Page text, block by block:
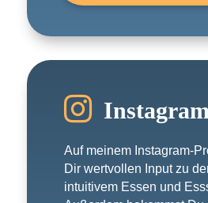
 Instagram
Auf meinem Instagram-
Dir wertvollen Input zu
intuitivem Essen und